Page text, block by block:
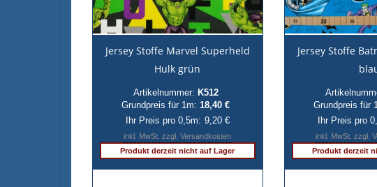
Jersey Stoffe Marvel Superheld
Hulk grün
Artikelnummer: K512
Grundpreis für 1m: 18,40 €
Ihr Preis pro 0,5m: 9,20 €
inkl. MwSt. zzgl. Versandkosten
Produkt derzeit nicht auf Lager
Jersey Stoffe
Grundpreis für
Ihr Preis pro
inkl. MwSt. zzgl.
Produkt derzeit